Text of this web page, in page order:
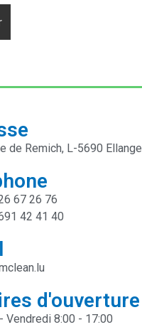
de Remich, L-5690 Ellange
67 26 76
42 41 40
d'ouverture
Vendredi 8:00 - 17:00